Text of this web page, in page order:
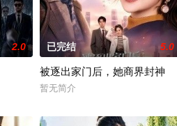
2.0 已完结 5.0
被逐出家门后，她商界封神
暂无简介